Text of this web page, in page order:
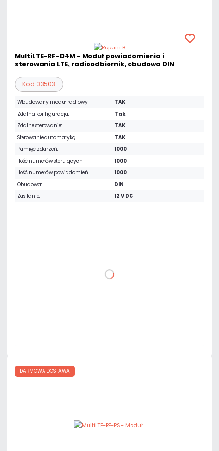
MultiLTE-RF-D4M - Moduł powiadomienia i
sterowania LTE, radioodbiornik, obudowa DIN
Kod: 33503
Wbudowany moduł radiowy:
TAK
Zdalna konfiguracja:
Tak
Zdalne sterowanie:
TAK
Sterowanie automatyką:
TAK
Pamięć zdarzeń:
1000
Ilość numerów sterujących:
1000
Ilość numerów powiadomień:
1000
Obudowa:
DIN
Zasilanie:
12 V DC
DO KOSZYKA
DARMOWA DOSTAWA